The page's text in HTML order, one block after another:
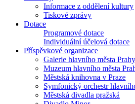
Informace z oddělení kultury
Tiskové zprávy
Dotace
Programové dotace
Individuální účelová dotace
Příspěvkové organizace
Galerie hlavního města Prahy
Muzeum hlavního města
Městská knihovna v Praze
Symfonický orchestr
Městská divadla pražská